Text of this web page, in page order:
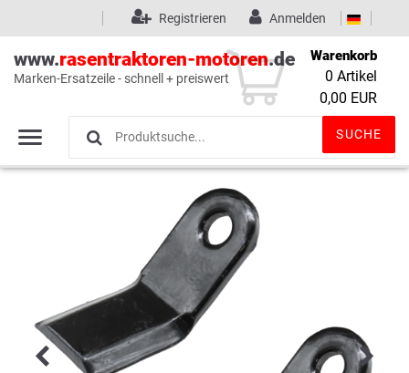
Wunschliste (0)
Anmelden
Registrieren
www.rasentraktoren-motoren.de
Marken-Ersatzeile - schnell + preiswert
SUCHE
Warenkorb
0 Artikel
0,00 EUR